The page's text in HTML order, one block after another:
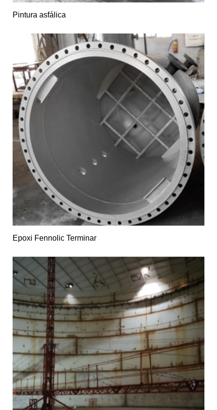
Pintura asfálica
Epoxi Fennolic Terminar